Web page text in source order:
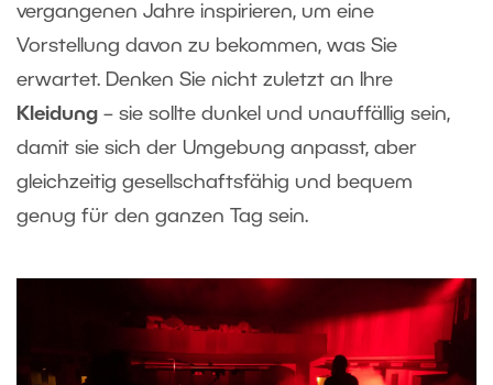
vergangenen Jahre inspirieren, um eine
Vorstellung davon zu bekommen, was Sie
erwartet. Denken Sie nicht zuletzt an Ihre
Kleidung – sie sollte dunkel und unauffällig sein,
damit sie sich der Umgebung anpasst, aber
gleichzeitig gesellschaftsfähig und bequem
genug für den ganzen Tag sein.